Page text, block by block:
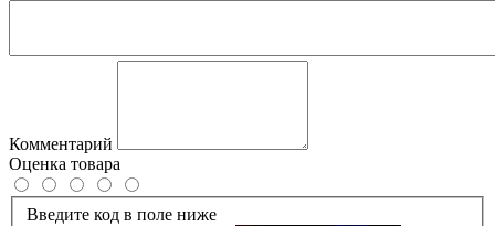
Комментарий
Оценка товара
Введите код в поле ниже